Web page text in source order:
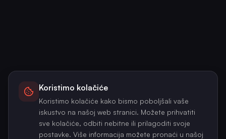
Koristimo kolačiće
Koristimo kolačiće kako bismo poboljšali vaše
iskustvo na našoj web stranici. Možete prihvatiti
sve kolačiće, odbiti nebitne ili prilagoditi svoje
postavke. Više informacija možete pronaći u našoj